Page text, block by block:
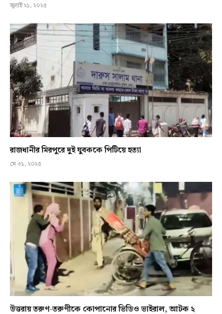
জুলাই ২১, ২০২৫
রাজধানীর মিরপুরে দুই যুবককে পিটিয়ে হত্যা
মে ৩১, ২০২৫
উত্তরায় তরুণ-তরুণীকে কোপানোর ভিডিও ভাইরাল, আটক ২